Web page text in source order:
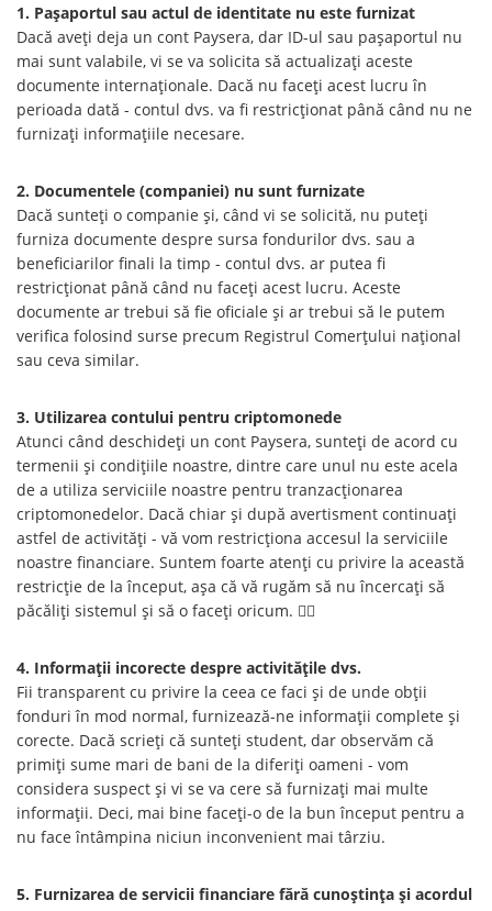
1. Pașaportul sau actul de identitate nu este furnizat
Dacă aveți deja un cont Paysera, dar ID-ul sau pașaportul nu
mai sunt valabile, vi se va solicita să actualizați aceste
documente internaționale. Dacă nu faceți acest lucru în
perioada dată - contul dvs. va fi restricționat până când nu ne
furnizați informațiile necesare.
2. Documentele (companiei) nu sunt furnizate
Dacă sunteți o companie și, când vi se solicită, nu puteți
furniza documente despre sursa fondurilor dvs. sau a
beneficiarilor finali la timp - contul dvs. ar putea fi
restricționat până când nu faceți acest lucru. Aceste
documente ar trebui să fie oficiale și ar trebui să le putem
verifica folosind surse precum Registrul Comerțului național
sau ceva similar.
3. Utilizarea contului pentru criptomonede
Atunci când deschideți un cont Paysera, sunteți de acord cu
termenii și condițiile noastre, dintre care unul nu este acela
de a utiliza serviciile noastre pentru tranzacționarea
criptomonedelor. Dacă chiar și după avertisment continuați
astfel de activități - vă vom restricționa accesul la serviciile
noastre financiare. Suntem foarte atenți cu privire la această
restricție de la început, așa că vă rugăm să nu încercați să
păcăliți sistemul și să o faceți oricum. 🕵️‍♀️
4. Informații incorecte despre activitățile dvs.
Fii transparent cu privire la ceea ce faci și de unde obții
fonduri în mod normal, furnizează-ne informații complete și
corecte. Dacă scrieți că sunteți student, dar observăm că
primiți sume mari de bani de la diferiți oameni - vom
considera suspect și vi se va cere să furnizați mai multe
informații. Deci, mai bine faceți-o de la bun început pentru a
nu face întâmpina niciun inconvenient mai târziu.
5. Furnizarea de servicii financiare fără cunoștința și acordul